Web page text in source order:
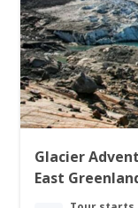
Glacier
East